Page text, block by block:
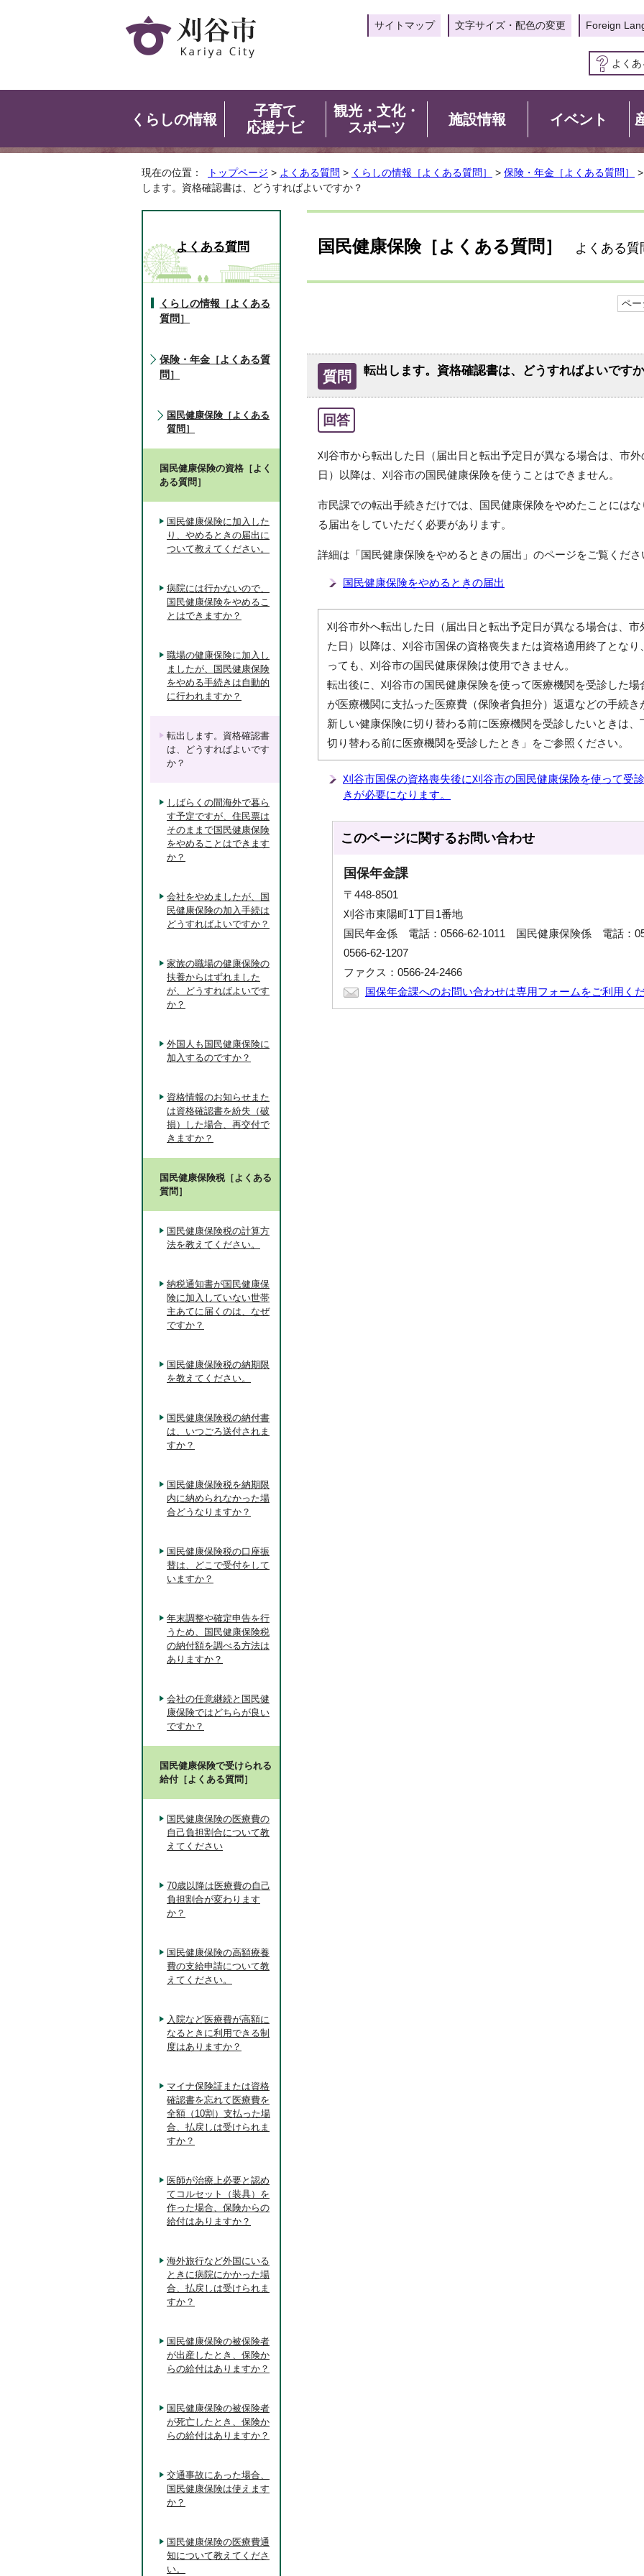
サイトマップ 文字サイズ・配色の変更 Foreign
よく
くらしの情報
子育て
応援ナビ
観光・文化・
スポーツ
施設情報 イベント
現在の位置： トップページ > よくある質問 > くらしの情報［よくある質問］ > 保険・年金［よくある質問］
します。資格確認書は、どうすればよいですか？
国民健康保険［よくある質問］ よくある質
ペ
質問 転出します。資格確認書は、どうすればよいです
回答
刈谷市から転出した日（届出日と転出予定日が異なる場合は、市
日）以降は、刈谷市の国民健康保険を使うことはできません。
市民課での転出手続きだけでは、国民健康保険をやめたことには
る届出をしていただく必要があります。
詳細は「国民健康保険をやめるときの届出」のページをご覧くださ
国民健康保険をやめるときの届出
刈谷市外へ転出した日（届出日と転出予定日が異なる場合は、
た日）以降は、刈谷市国保の資格喪失または資格適用終了とな
っても、刈谷市の国民健康保険は使用できません。
転出後に、刈谷市の国民健康保険を使って医療機関を受診した
が医療機関に支払った医療費（保険者負担分）返還などの手続
新しい健康保険に切り替わる前に医療機関を受診したいときは
切り替わる前に医療機関を受診したとき」をご参照ください。
刈谷市国保の資格喪失後に刈谷市の国民健康保険を使って受
きが必要になります。
このページに関するお問い合わせ
国保年金課
〒448-8501
刈谷市東陽町1丁目1番地
国民年金係 電話：0566-62-1011 国民健康保険係 電話：
0566-62-1207
ファクス：0566-24-2466
国保年金課へのお問い合わせは専用フォームをご利用く
よくある質問
くらしの情報［よくある
質問］
保険・年金［よくある質
問］
国民健康保険［よくある
質問］
国民健康保険の資格［よく
ある質問］
国民健康保険に加入した
り、やめるときの届出に
ついて教えてください。
病院には行かないので、
国民健康保険をやめるこ
とはできますか？
職場の健康保険に加入し
ましたが、国民健康保険
をやめる手続きは自動的
に行われますか？
転出します。資格確認書
は、どうすればよいです
か？
しばらくの間海外で暮ら
す予定ですが、住民票は
そのままで国民健康保険
をやめることはできます
か？
会社をやめましたが、国
民健康保険の加入手続は
どうすればよいですか？
家族の職場の健康保険の
扶養からはずれました
が、どうすればよいです
か？
外国人も国民健康保険に
加入するのですか？
資格情報のお知らせまた
は資格確認書を紛失（破
損）した場合、再交付で
きますか？
国民健康保険税［よくある
質問］
国民健康保険税の計算方
法を教えてください。
納税通知書が国民健康保
険に加入していない世帯
主あてに届くのは、なぜ
ですか？
国民健康保険税の納期限
を教えてください。
国民健康保険税の納付書
は、いつごろ送付されま
すか？
国民健康保険税を納期限
内に納められなかった場
合どうなりますか？
国民健康保険税の口座振
替は、どこで受付をして
いますか？
年末調整や確定申告を行
うため、国民健康保険税
の納付額を調べる方法は
ありますか？
会社の任意継続と国民健
康保険ではどちらが良い
ですか？
国民健康保険で受けられる
給付［よくある質問］
国民健康保険の医療費の
自己負担割合について教
えてください
70歳以降は医療費の自己
負担割合が変わります
か？
国民健康保険の高額療養
費の支給申請について教
えてください。
入院など医療費が高額に
なるときに利用できる制
度はありますか？
マイナ保険証または資格
確認書を忘れて医療費を
全額（10割）支払った場
合、払戻しは受けられま
すか？
医師が治療上必要と認め
てコルセット（装具）を
作った場合、保険からの
給付はありますか？
海外旅行など外国にいる
ときに病院にかかった場
合、払戻しは受けられま
すか？
国民健康保険の被保険者
が出産したとき、保険か
らの給付はありますか？
国民健康保険の被保険者
が死亡したとき、保険か
らの給付はありますか？
交通事故にあった場合、
国民健康保険は使えます
か？
国民健康保険の医療費通
知について教えてくださ
い。